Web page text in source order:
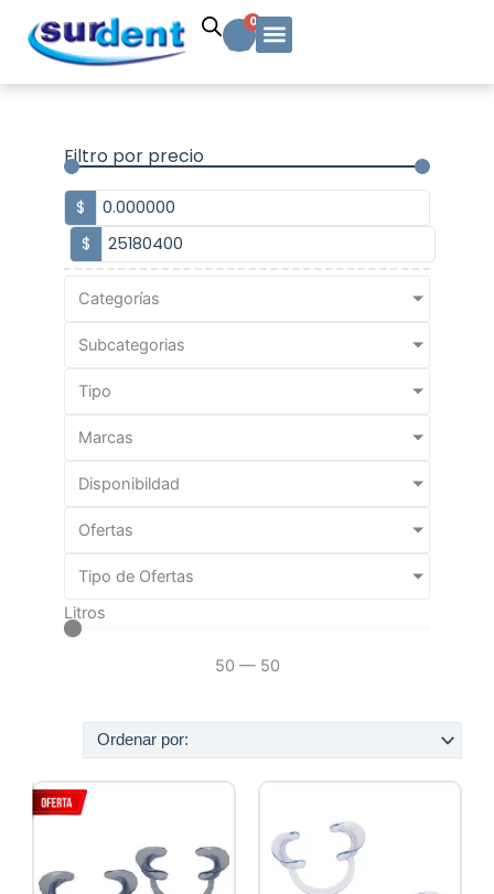
contenido
0
Carrito
Filtro por precio
$
$
Categorías
Subcategorias
Tipo
Marcas
Disponibildad
Ofertas
Tipo de Ofertas
Litros
50 — 50